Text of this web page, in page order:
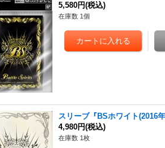
5,580円(税込)
在庫数 1個
スリーブ『BSホワイト(2016
4,980円(税込)
在庫数 1枚